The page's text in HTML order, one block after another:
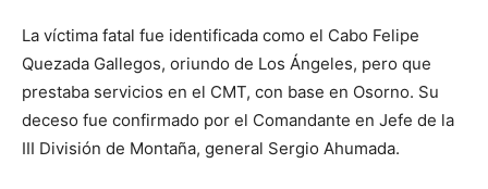
La víctima fatal fue identificada como el Cabo Felipe
Quezada Gallegos, oriundo de Los Ángeles, pero que
prestaba servicios en el CMT, con base en Osorno. Su
deceso fue confirmado por el Comandante en Jefe de la
III División de Montaña, general Sergio Ahumada.